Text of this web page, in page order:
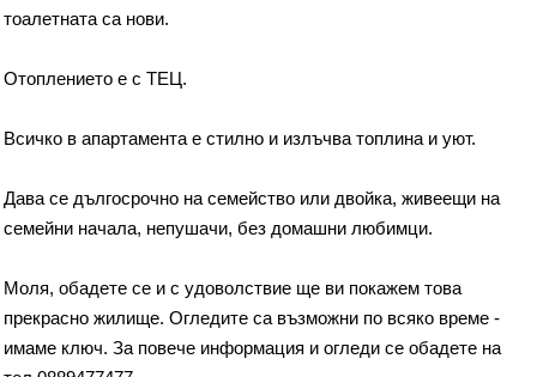
тоалетната са нови.
Отоплението е с ТЕЦ.
Всичко в апартамента е стилно и излъчва топлина и уют.
Дава се дългосрочно на семейство или двойка, живеещи на
семейни начала, непушачи, без домашни любимци.
Моля, обадете се и с удоволствие ще ви покажем това
прекрасно жилище. Огледите са възможни по всяко време -
имаме ключ. За повече информация и огледи се обадете на